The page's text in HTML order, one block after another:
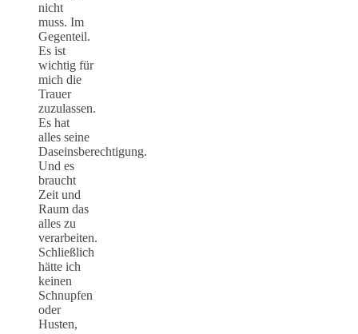
nicht
muss. Im
Gegenteil.
Es ist
wichtig für
mich die
Trauer
zuzulassen.
Es hat
alles seine
Daseinsberechtigung.
Und es
braucht
Zeit und
Raum das
alles zu
verarbeiten.
Schließlich
hätte ich
keinen
Schnupfen
oder
Husten,